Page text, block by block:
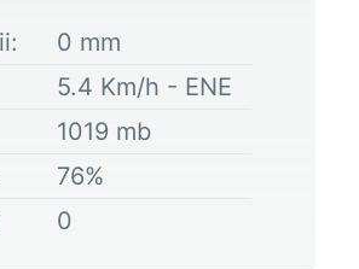
0 mm
5.4 Km/h - ENE
1019 mb
76%
0